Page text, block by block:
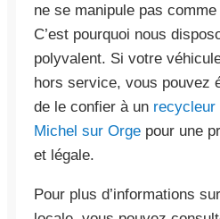
ne se manipule pas
C’est pourquoi nous
polyvalent. Si votre
hors service, vous pouvez
de le confier à un recycleur
Michel sur Orge pour une
et légale.
Pour plus d’informations